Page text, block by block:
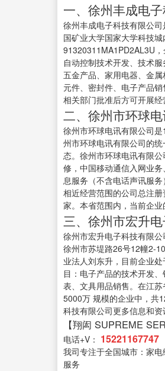
一、徐州丰成电
徐州丰成电子科技有限公
国矿业大学国家大学科技
91320311MA1PD2AL3U
自动控制技术开发、技术
五金产品、家用电器、金
元件、密封件、电子产品
相关部门批准后方可开展
二、徐州市环球
徐州市环球电讯有限公司
州市环球电讯有限公司的
态。徐州市环球电讯有限
修，中国移动通信入网业
息服务（不含电话声讯服
相近经营范围的公司总注
家。本省范围内，当前企
三、徐州市宏升
徐州市宏升电子科技有限
徐州市苏堤路26号12幢2-
业法人刘东升，目前企业
目：电子产品的技术开发
表、文具用品销售。在江
5000万 规模的企业中，共
科技有限公司更多信息和资
【翔闳 SUPREME
电话+V： 15221167747
我司专注于全国城市：家
服务